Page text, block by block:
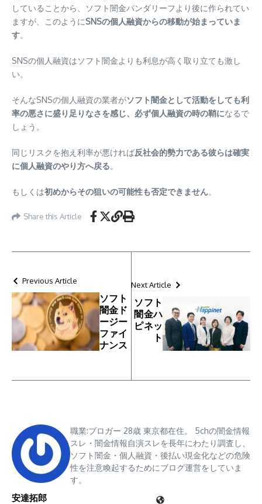
していることから、ソフト闇金パンダリーフより後に作られてい
ますが、このようにSNSの個人融資からの移動が始まっていま
す。
SNSの個人融資はソフト闇金よりも利息が高く取り立ても激し
い。
そんなSNSの個人融資の業者がソフト闇金として活動をしても利
率の悪さに盛り足りなさを感じ、必ず個人融資の時の鞘になるで
しょう。
同じリスクを抱え利率が悪ければ反社会的勢力である彼らは確実
に個人融資のやり方へ戻る。
もしくは初めからその狙いの可能性も否定できません。
Share this Article
Previous Article
ソフト
闇金ド
ージー
ファイ
ナンス
Next Article
ソフト
闇金ハ
ピネッ
ト
安達拓郎
職業:ブロガー 28歳 東京都在住。 5chの闇金情報
スレ・闇金情報自演スレを長年にわたり調査し、
ソフト闇金・個人融資・後払い現金化などの危険
性を注意喚起するためにブログ運営をしていま
す。